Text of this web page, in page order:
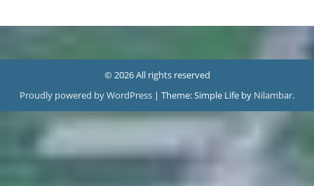
© 2026 All rights reserved
Proudly powered by WordPress | Theme: Simple Life by Nilambar.